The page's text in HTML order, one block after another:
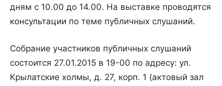
дням с 10.00 до 14.00. На выставке проводятся
консультации по теме публичных слушаний.
Собрание участников публичных слушаний
состоится 27.01.2015 в 19-00 по адресу: ул.
Крылатские холмы, д. 27, корп. 1 (актовый зал